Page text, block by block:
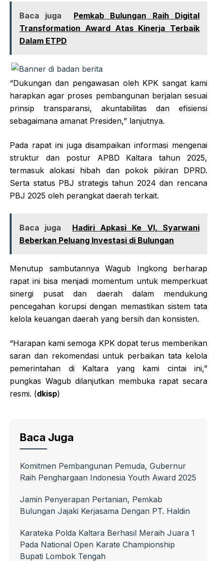
Baca juga
Pemkab Bulungan Raih Digital
Transformation Award Atas Kinerja Terbaik
Dalam ETPD
“Dukungan dan pengawasan oleh KPK sangat kami
harapkan agar proses pembangunan berjalan sesuai
prinsip transparansi, akuntabilitas dan efisiensi
sebagaimana amanat Presiden,” lanjutnya.
Pada rapat ini juga disampaikan informasi mengenai
struktur dan postur APBD Kaltara tahun 2025,
termasuk alokasi hibah dan pokok pikiran DPRD.
Serta status PBJ strategis tahun 2024 dan rencana
PBJ 2025 oleh perangkat daerah terkait.
Baca juga
Hadiri Apkasi Ke VI, Syarwani
Beberkan Peluang Investasi di Bulungan
Menutup sambutannya Wagub Ingkong berharap
rapat ini bisa menjadi momentum untuk memperkuat
sinergi pusat dan daerah dalam mendukung
pencegahan korupsi dengan memastikan sistem tata
kelola keuangan daerah yang bersih dan konsisten.
“Harapan kami semoga KPK dopat terus memberikan
saran dan rekomendasi untuk perbaikan tata kelola
pemerintahan di Kaltara yang kami cintai ini,”
pungkas Wagub dilanjutkan membuka rapat secara
resmi. (dkisp)
Baca Juga
Komitmen Pembangunan Pemuda, Gubernur
Raih Penghargaan Indonesia Youth Award 2025
Jamin Penyerapan Pertanian, Pemkab
Bulungan Jajaki Kerjasama Dengan PT. Haldin
Karateka Polda Kaltara Berhasil Meraih Juara 1
Pada National Open Karate Championship
Bupati Lombok Tengah